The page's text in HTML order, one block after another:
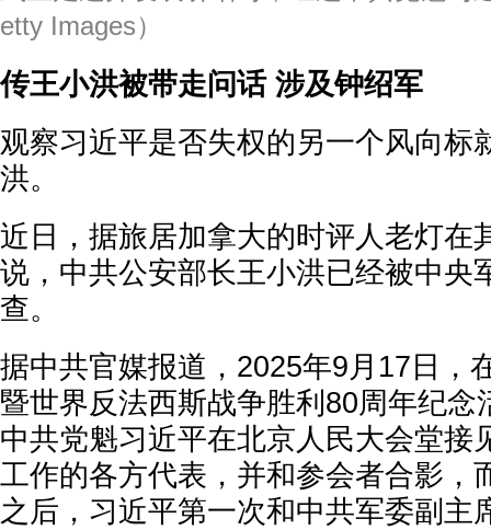
etty Images）
传王小洪被带走问话 涉及钟绍军
观察习近平是否失权的另一个风向标
洪。
近日，据旅居加拿大的时评人老灯在
说，中共公安部长王小洪已经被中央
查。
据中共官媒报道，2025年9月17日，
暨世界反法西斯战争胜利80周年纪念
中共党魁习近平在北京人民大会堂接
工作的各方代表，并和参会者合影，
之后，习近平第一次和中共军委副主